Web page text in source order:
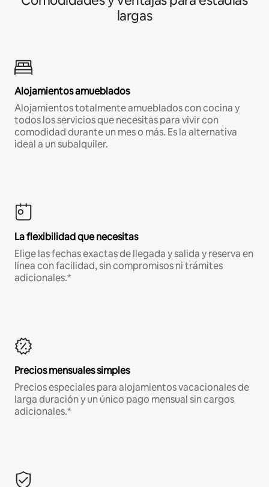
largas
Alojamientos amueblados
Alojamientos totalmente amueblados con cocina y
todos los servicios que necesitas para vivir con
comodidad durante un mes o más. Es la alternativa
ideal a un subalquiler.
La flexibilidad que necesitas
Elige las fechas exactas de llegada y salida y reserva en
línea con facilidad, sin compromisos ni trámites
adicionales.*
Precios mensuales simples
Precios especiales para alojamientos vacacionales de
larga duración y un único pago mensual sin cargos
adicionales.*